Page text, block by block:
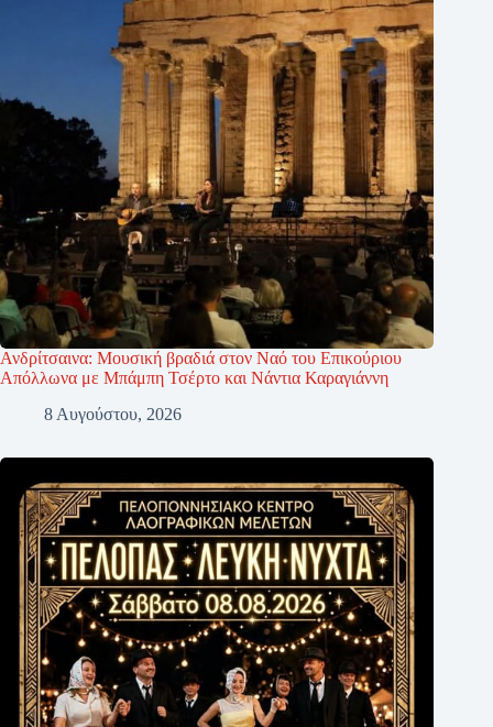
Ανδρίτσαινα: Μουσική βραδιά στον Ναό του Επικούριου
Απόλλωνα με Μπάμπη Τσέρτο και Νάντια Καραγιάννη
8 Αυγούστου, 2026